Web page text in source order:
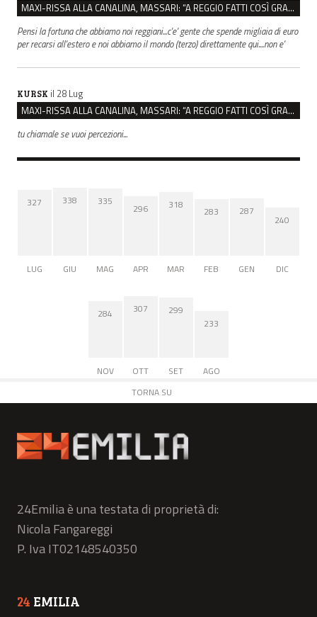
MAXI-RISSA ALLA CANALINA, MASSARI: “A REGGIO FATTI COSÌ GRAVI NON DEVONO TROVARE SPAZIO”
Pensi la fortuna che abbiamo noi reggiani...c'e' gente che spende migliaia di euro
per recarsi all'estero e noi abbiamo il mondo (terzo) direttamente qui....non e'
KURSK il 28 Lug
MAXI-RISSA ALLA CANALINA, MASSARI: “A REGGIO FATTI COSÌ GRAVI NON DEVONO TROVARE SPAZIO”
tu chiamale se vuoi percezioni...
327
LUG
338
GIU
335
MAG
296
APR
318
MAR
283
FEB
287
GEN
240
DIC
284
NOV
307
OTT
299
SET
233
AGO
TORNA SU
24Emilia è una testata di proprietà di:
Nicola Fangareggi
P. Iva IT02148540350
24 EMILIA